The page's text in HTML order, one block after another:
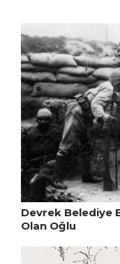
Devrek Belediye
Olan Oğlu